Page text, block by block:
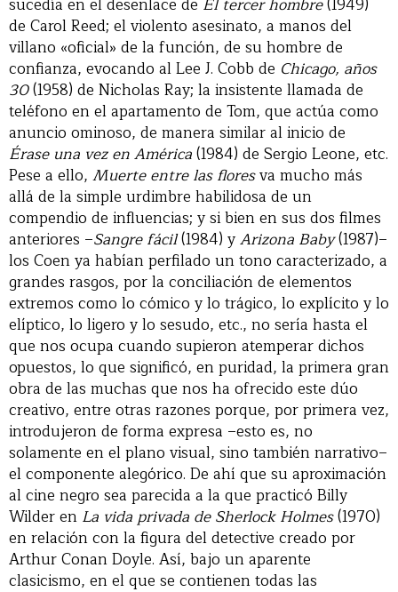
de Carol Reed; el violento asesinato, a manos del
villano «oficial» de la función, de su hombre de
confianza, evocando al Lee J. Cobb de Chicago, años
30(1958) de Nicholas Ray; la insistente llamada de
teléfono en el apartamento de Tom, que actúa como
anuncio ominoso, de manera similar al inicio de
Érase una vez en América(1984) de Sergio Leone, etc.
Pese a ello, Muerte entre las floresva mucho más
allá de la simple urdimbre habilidosa de un
compendio de influencias; y si bien en sus dos filmes
anteriores –Sangre fácil(1984) yArizona Baby(1987)–
los Coen ya habían perfilado un tono caracterizado, a
grandes rasgos, por la conciliación de elementos
extremos como lo cómico y lo trágico, lo explícito y lo
elíptico, lo ligero y lo sesudo, etc., no sería hasta el
que nos ocupa cuando supieron atemperar dichos
opuestos, lo que significó, en puridad, la primera gran
obra de las muchas que nos ha ofrecido este dúo
creativo, entre otras razones porque, por primera vez,
introdujeron de forma expresa –esto es, no
solamente en el plano visual, sino también narrativo–
el componente alegórico. De ahí que su aproximación
al cine negro sea parecida a la que practicó Billy
Wilder en La vida privada de Sherlock Holmes(1970)
en relación con la figura del detective creado por
Arthur Conan Doyle. Así, bajo un aparente
clasicismo, en el que se contienen todas las